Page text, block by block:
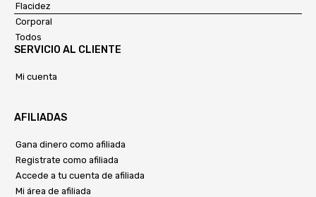
Flacidez
Corporal
Todos
SERVICIO AL CLIENTE
Mi cuenta
AFILIADAS
Gana dinero como afiliada
Registrate como afiliada
Accede a tu cuenta de afiliada
Mi área de afiliada